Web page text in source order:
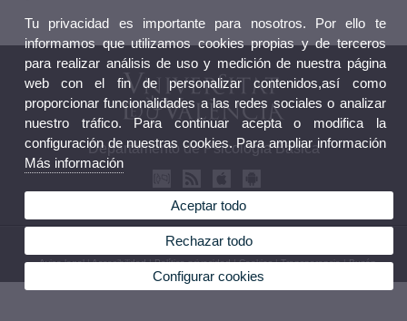
Departamento de Psicología Básica
© 2026 UV. - Av. Blasco Ibáñez, 21. Teléfono: (+34) 96 386 44 35
Aviso legal|Accesibilidad|Política privacidad|Cookies|Transparencia|Buzón
Departamento
Tu privacidad es importante para nosotros. Por ello te
informamos que utilizamos cookies propias y de terceros
para realizar análisis de uso y medición de nuestra página
web con el fin de personalizar contenidos,así como
proporcionar funcionalidades a las redes sociales o analizar
nuestro tráfico. Para continuar acepta o modifica la
configuración de nuestras cookies. Para ampliar información
Más información
Aceptar todo
Rechazar todo
Configurar cookies